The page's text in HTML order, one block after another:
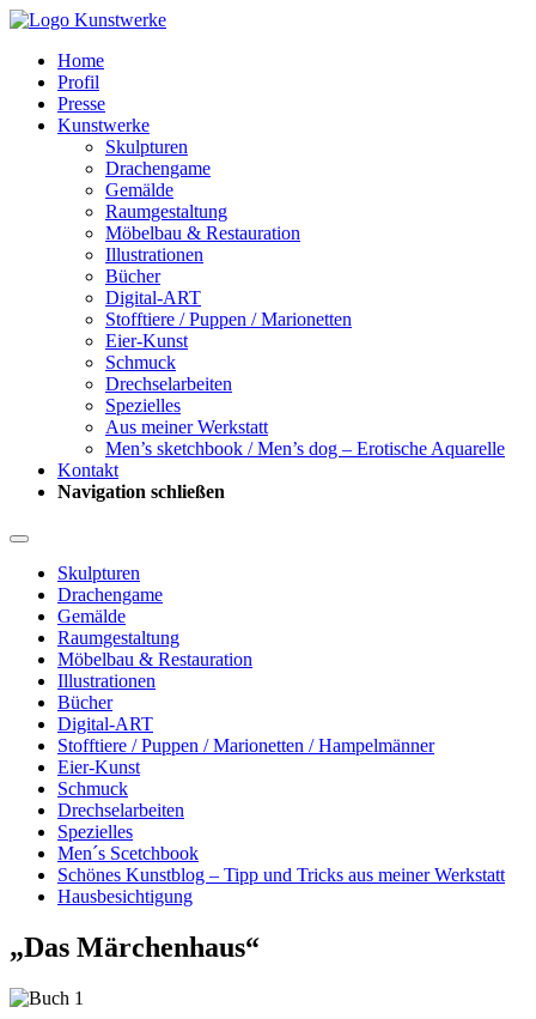
Home
Profil
Presse
Kunstwerke
Skulpturen
Drachengame
Gemälde
Raumgestaltung
Möbelbau & Restauration
Illustrationen
Bücher
Digital-ART
Stofftiere / Puppen / Marionetten
Eier-Kunst
Schmuck
Drechselarbeiten
Spezielles
Aus meiner Werkstatt
Men’s sketchbook / Men’s dog – Erotische Aquarelle
Kontakt
Navigation schließen
Skulpturen
Drachengame
Gemälde
Raumgestaltung
Möbelbau & Restauration
Illustrationen
Bücher
Digital-ART
Stofftiere / Puppen / Marionetten / Hampelmänner
Eier-Kunst
Schmuck
Drechselarbeiten
Spezielles
Men´s Scetchbook
Schönes Kunstblog – Tipp und Tricks aus meiner Werkstatt
Hausbesichtigung
„Das Märchenhaus“